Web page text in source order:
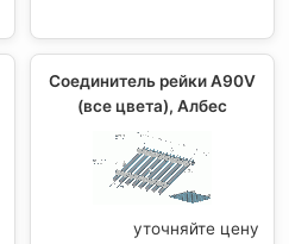
Соединитель рейки A90V
(все цвета), Албес
уточняйте цену